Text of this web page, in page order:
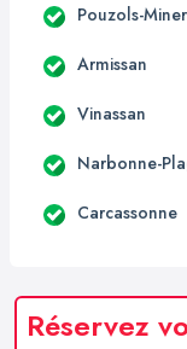
Pouzols-
Armissan
Vinassan
Narbonne-
Carcassonne
Réservez